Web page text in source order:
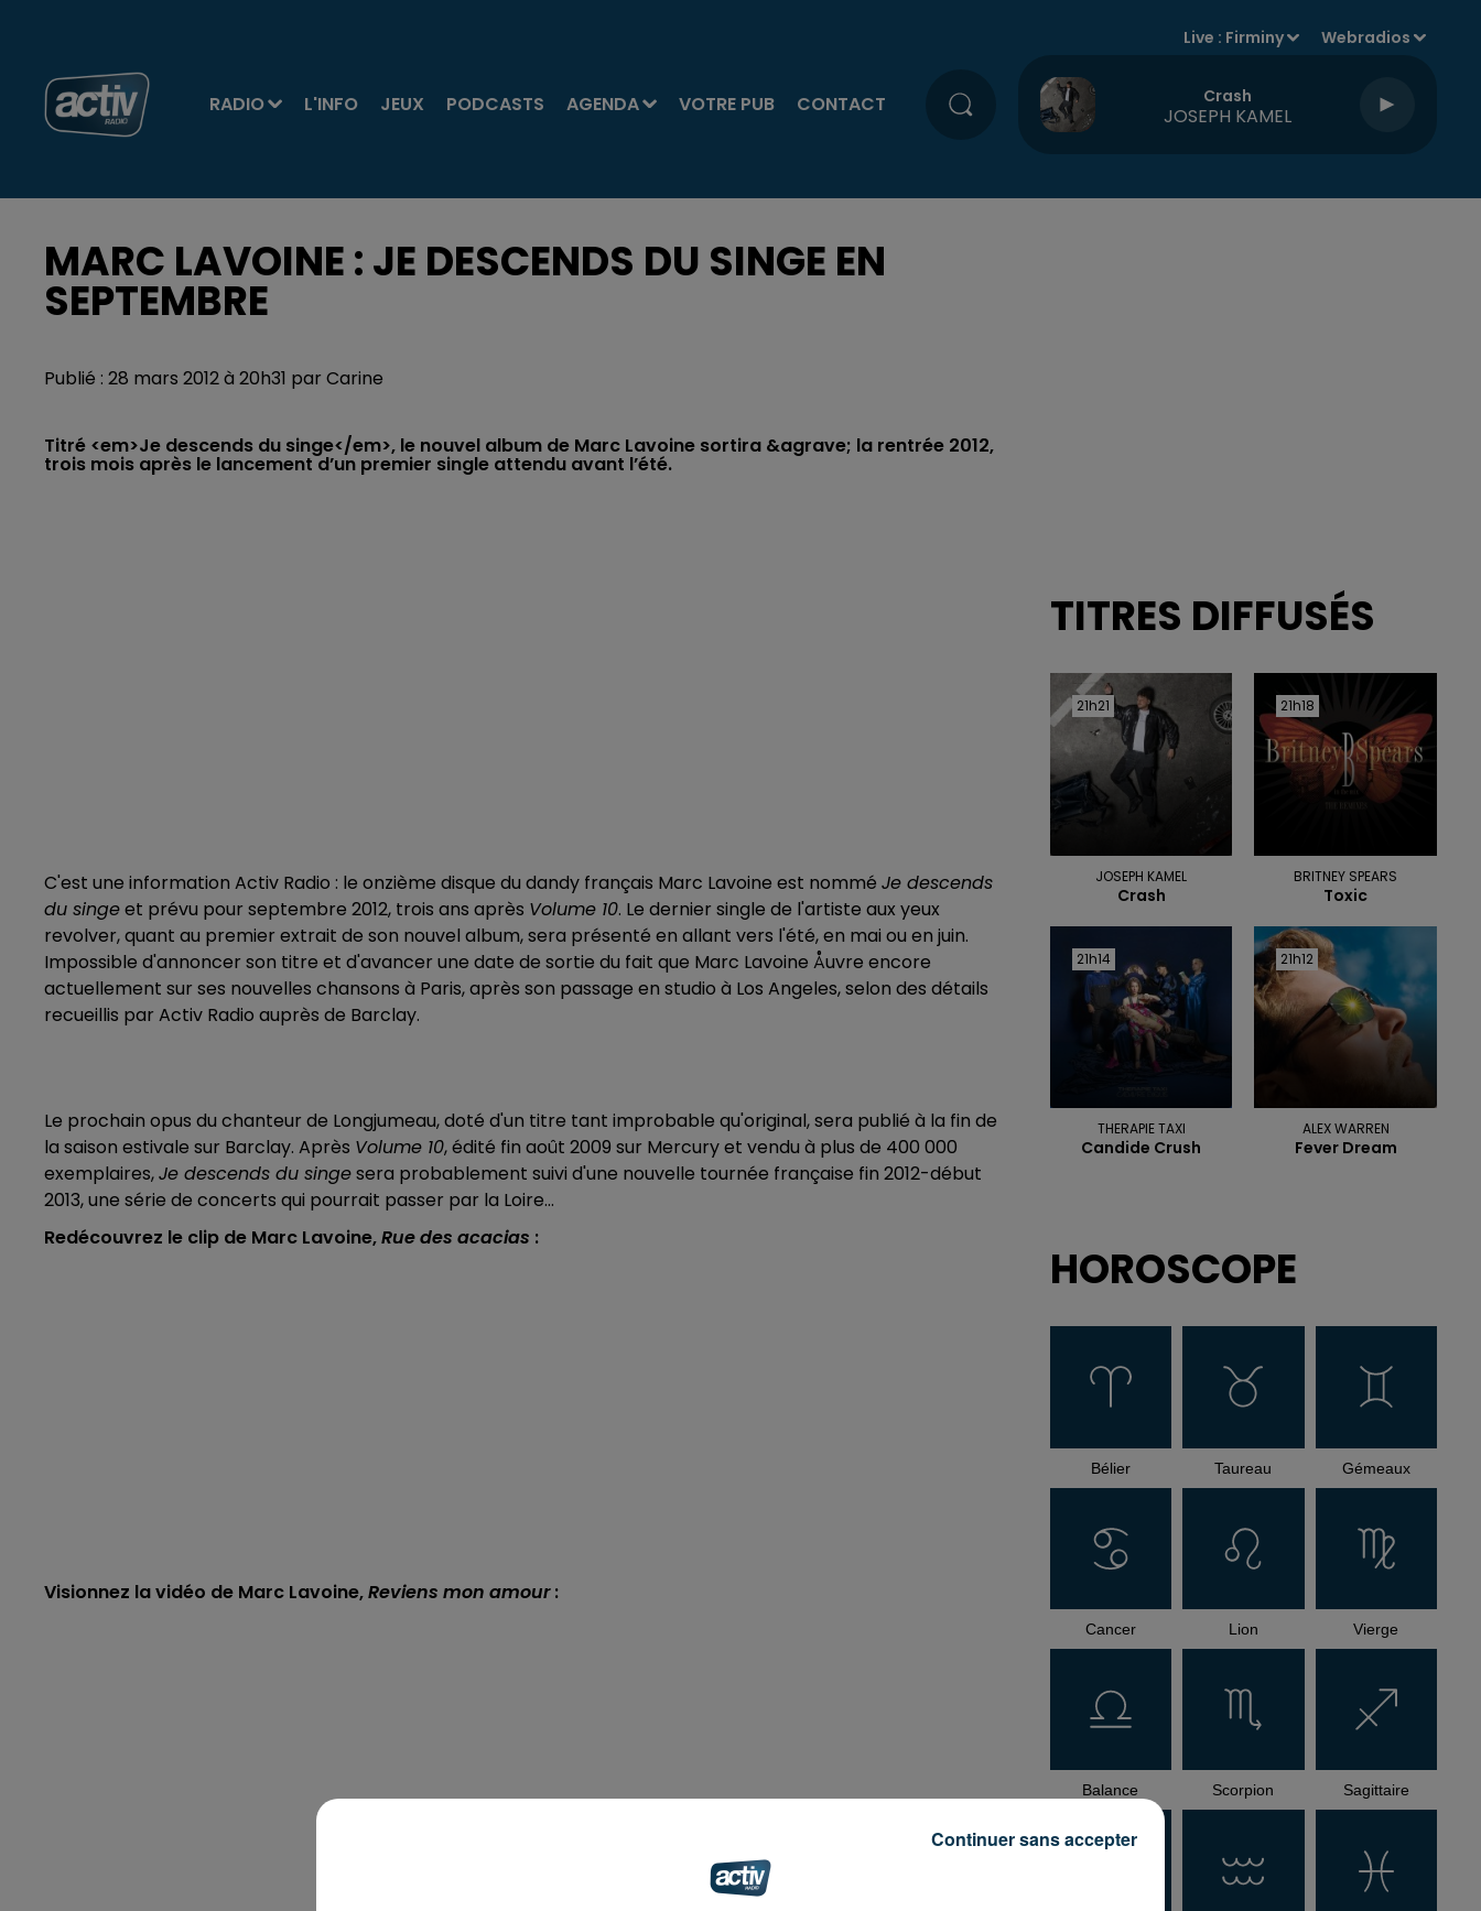
RADIO L'INFO JEUX PODCASTS AGENDA VOTRE PUB CONTACT
Live : Firminy Webradios
Crash
JOSEPH KAMEL
MARC LAVOINE : JE DESCENDS DU SINGE EN
SEPTEMBRE
Publié : 28 mars 2012 à 20h31 par Carine
Titré <em>Je descends du singe</em>, le nouvel album de Marc Lavoine sortira &agrave; la rentrée 2012,
trois mois après le lancement d’un premier single attendu avant l’été.
C'est une information Activ Radio : le onzième disque du dandy français Marc Lavoine est nommé Je descends
du singeet prévu pour septembre 2012, trois ans après Volume 10. Le dernier single de l'artiste aux yeux
revolver, quant au premier extrait de son nouvel album, sera présenté en allant vers l'été, en mai ou en juin.
Impossible d'annoncer son titre et d'avancer une date de sortie du fait que Marc Lavoine Åuvre encore
actuellement sur ses nouvelles chansons à Paris, après son passage en studio à Los Angeles, selon des détails
recueillis par Activ Radio auprès de Barclay.
Le prochain opus du chanteur de Longjumeau, doté d'un titre tant improbable qu'original, sera publié à la fin de
la saison estivale sur Barclay. Après Volume 10, édité fin août 2009 sur Mercury et vendu à plus de 400 000
exemplaires,Je descends du singesera probablement suivi d'une nouvelle tournée française fin 2012-début
2013, une série de concerts qui pourrait passer par la Loire...
Redécouvrez le clip de Marc Lavoine,Rue des acacias :
Visionnez la vidéo de Marc Lavoine,Reviens mon amour:
TITRES DIFFUSÉS
21h21
21h21
JOSEPH KAMEL
Crash
21h18
21h18
BRITNEY SPEARS
Toxic
21h14
21h14
THERAPIE TAXI
Candide Crush
21h12
21h12
ALEX WARREN
Fever Dream
HOROSCOPE
Bélier Taureau Gémeaux
Cancer Lion Vierge
Balance Scorpion Sagittaire
Continuer sans accepter